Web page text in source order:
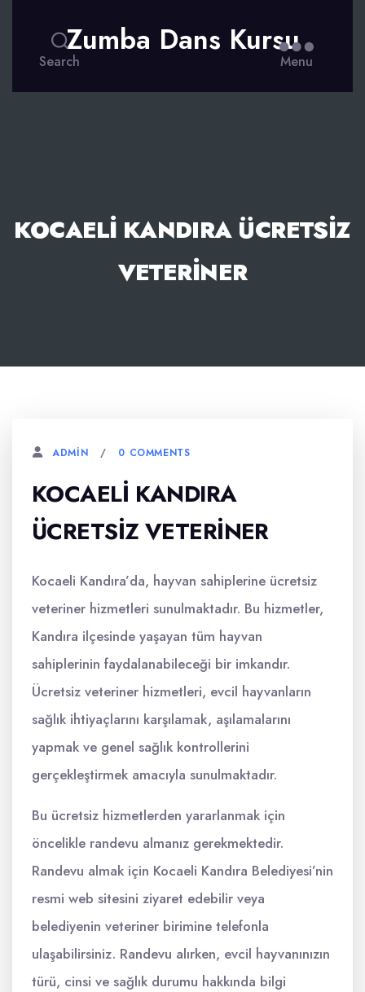
Search
Zumba Dans Kursu
Menu
KOCAELI KANDIRA ÜCRETSIZ
VETERINER
ADMIN 0 COMMENTS
KOCAELI KANDIRA
ÜCRETSIZ VETERINER
Kocaeli Kandıra’da, hayvan sahiplerine ücretsiz
veteriner hizmetleri sunulmaktadır. Bu hizmetler,
Kandıra ilçesinde yaşayan tüm hayvan
sahiplerinin faydalanabileceği bir imkandır.
Ücretsiz veteriner hizmetleri, evcil hayvanların
sağlık ihtiyaçlarını karşılamak, aşılamalarını
yapmak ve genel sağlık kontrollerini
gerçekleştirmek amacıyla sunulmaktadır.
Bu ücretsiz hizmetlerden yararlanmak için
öncelikle randevu almanız gerekmektedir.
Randevu almak için Kocaeli Kandıra Belediyesi’nin
resmi web sitesini ziyaret edebilir veya
belediyenin veteriner birimine telefonla
ulaşabilirsiniz. Randevu alırken, evcil hayvanınızın
türü, cinsi ve sağlık durumu hakkında bilgi